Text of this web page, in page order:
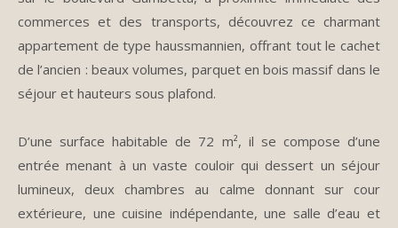
commerces et des transports, découvrez ce charmant
appartement de type haussmannien, offrant tout le cachet
de l’ancien : beaux volumes, parquet en bois massif dans le
séjour et hauteurs sous plafond.
D’une surface habitable de 72 m², il se compose d’une
entrée menant à un vaste couloir qui dessert un séjour
lumineux, deux chambres au calme donnant sur cour
extérieure, une cuisine indépendante, une salle d’eau et